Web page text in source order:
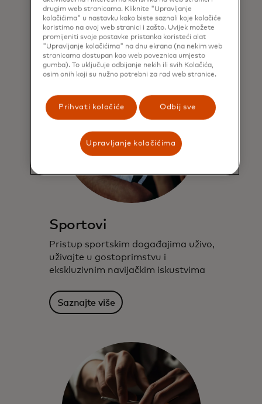
Saznajte više
Sportovi
Pristup sportskim događajima uživo,
uživajte u gostoprimstvu i
ekskluzivnim navijačkim iskustvima
Saznajte više
drugim web stranicama. Kliknite "Upravljanje
kolačićima" u nastavku kako biste saznali koje kolačiće
koristimo na ovoj web stranici i zašto. Uvijek možete
promijeniti svoje postavke pristanka koristeći alat
"Upravljanje kolačićima" na dnu ekrana (na nekim web
stranicama dostupan kao web poveznica umjesto
gumba). To uključuje odbijanje nekih ili svih Kolačića,
osim onih koji su nužno potrebni za rad web stranice.
Prihvati kolačiće Odbij sve
Upravljanje kolačićima